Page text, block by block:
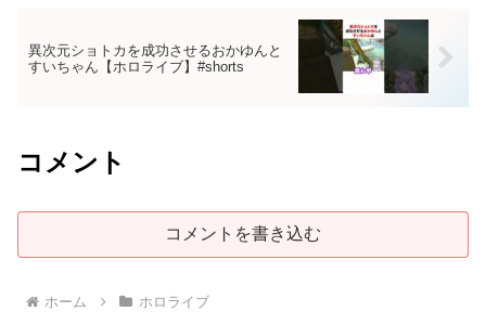
異次元ショトカを成功させるおかゆんと
すいちゃん【ホロライブ】#shorts
コメント
コメントを書き込む
ホーム ホロライブ